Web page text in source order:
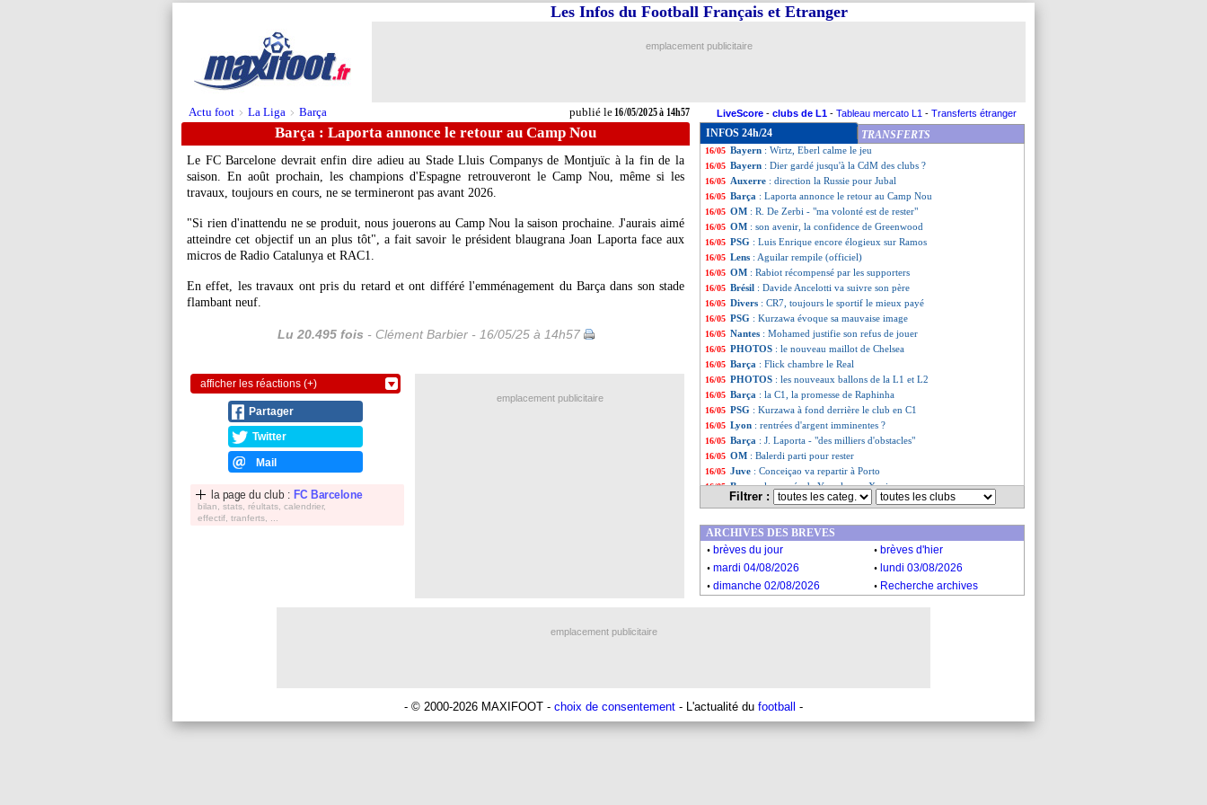
Actu foot > La Liga > Barça publié le16/05/2025 à 14h57
Les Infos du Football Français et Etranger
emplacement publicitaire
LiveScore - clubs de L1 - Tableau mercato L1 - Transferts étranger
Barça : Laporta annonce le retour au Camp Nou
Le FC Barcelone devrait enfin dire adieu au Stade Lluis Companys de Montjuïc à la fin de la
saison. En août prochain, les champions d'Espagne retrouveront le Camp Nou, même si les
travaux, toujours en cours, ne se termineront pas avant 2026.
"Si rien d'inattendu ne se produit, nous jouerons au Camp Nou la saison prochaine. J'aurais aimé
atteindre cet objectif un an plus tôt", a fait savoir le président blaugrana Joan Laporta face aux
micros de Radio Catalunya et RAC1.
En effet, les travaux ont pris du retard et ont différé l'emménagement du Barça dans son stade
flambant neuf.
Lu 20.495 fois - Clément Barbier - 16/05/25 à 14h57
afficher les réactions (+)
Partager
Twitter
Mail
la page du club : FC Barcelone
bilan, stats, réultats, calendrier,
effectif, tranferts, ...
INFOS 24h/24 TRANSFERTS
16/05 PSG: Luis Enrique prédit une lutte plus serrée
16/05 Real
16/05 OM: De Zerbi va zapper PSG-Inter
16/05 Nice: la fortune de Ratcliffe a chuté
16/05 Bayern : Wirtz, Eberl calme le jeu
16/05 Bayern : Dier gardé jusqu'à la CdM des clubs ?
16/05 Auxerre : direction la Russie pour Jubal
16/05 Barça : Laporta annonce le retour au Camp Nou
16/05 OM : R. De Zerbi - "ma volonté est de rester"
16/05 OM : son avenir, la confidence de Greenwood
16/05 PSG : Luis Enrique encore élogieux sur Ramos
16/05 Lens : Aguilar rempile (officiel)
16/05 OM : Rabiot récompensé par les supporters
16/05 Brésil : Davide Ancelotti va suivre son père
16/05 Divers : CR7, toujours le sportif le mieux payé
16/05 PSG : Kurzawa évoque sa mauvaise image
16/05 Nantes : Mohamed justifie son refus de jouer
16/05 PHOTOS : le nouveau maillot de Chelsea
16/05 Barça : Flick chambre le Real
16/05 PHOTOS : les nouveaux ballons de la L1 et L2
16/05 Barça : la C1, la promesse de Raphinha
16/05 PSG : Kurzawa à fond derrière le club en C1
16/05 Lyon : rentrées d'argent imminentes ?
16/05 Barça : J. Laporta - "des milliers d'obstacles"
16/05 OM : Balerdi parti pour rester
16/05 Juve : Conceiçao va repartir à Porto
16/05 Barça: la pensée de Yamal pour Xavi
Monaco: Zakaria s'exprime sur son avenir
... Liste des brèves du jeu. 15 mai 2025
... Liste des brèves du mer. 14 mai 2025
Filtrer :
emplacement publicitaire
ARCHIVES DES BREVES
. brèves du jour . brèves d'hier
. mardi 04/08/2026 . lundi 03/08/2026
. dimanche 02/08/2026 . Recherche archives
emplacement publicitaire
- © 2000-2026 MAXIFOOT - choix de consentement - L'actualité du football -